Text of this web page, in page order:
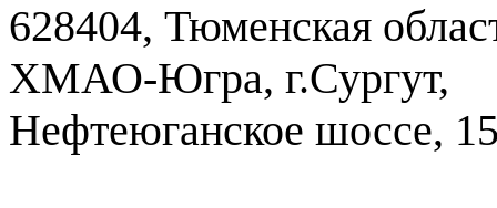
628404, Тюменская
ХМАО-Югра, г.Сургут,
Нефтеюганское шоссе,